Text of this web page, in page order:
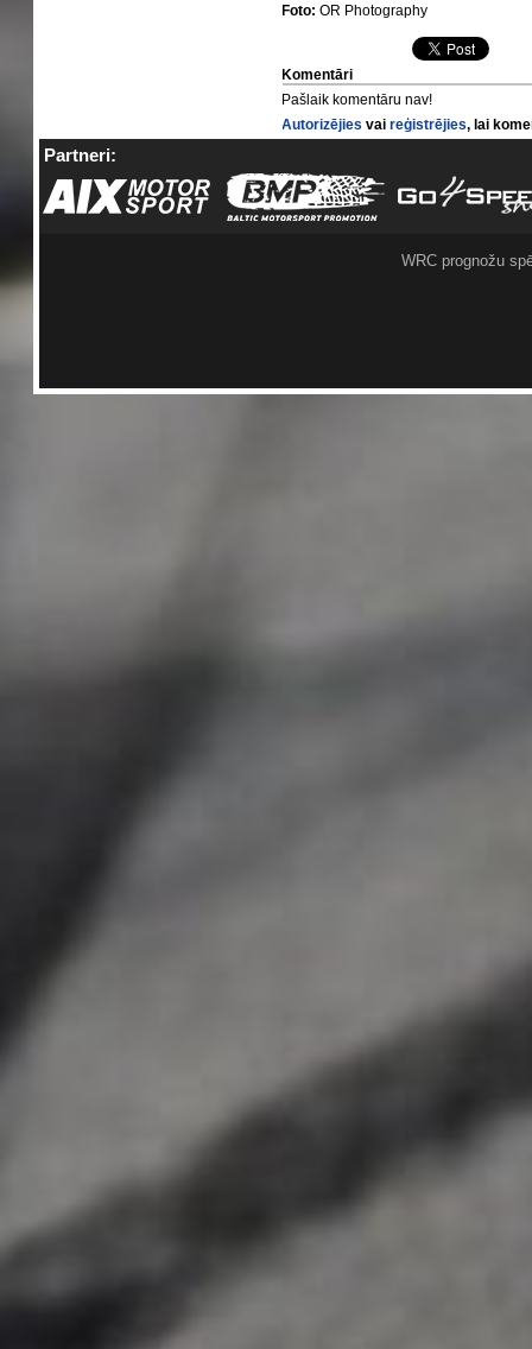
Foto: OR Photography
Komentāri
Pašlaik komentāru nav!
Autorizējies vaireģistrējies, lai
Partneri:
WRC prognožu